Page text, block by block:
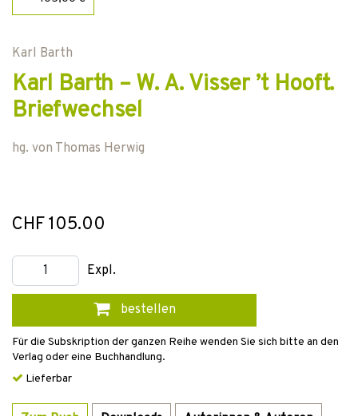
Karl Barth
Karl Barth – W. A. Visser ’t Hooft.
Briefwechsel
hg. von Thomas Herwig
CHF 105.00
Expl.
bestellen
Für die Subskription der ganzen Reihe wenden Sie sich bitte an den
Verlag oder eine Buchhandlung.
Lieferbar